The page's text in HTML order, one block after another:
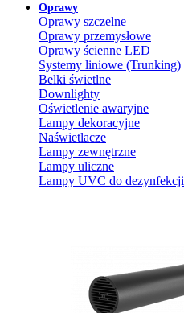
Oprawy
Oprawy szczelne
Oprawy przemysłowe
Oprawy ścienne LED
Systemy liniowe (Trunking)
Belki świetlne
Downlighty
Oświetlenie awaryjne
Lampy dekoracyjne
Naświetlacze
Lampy zewnętrzne
Lampy uliczne
Lampy UVC do dezynfekcji